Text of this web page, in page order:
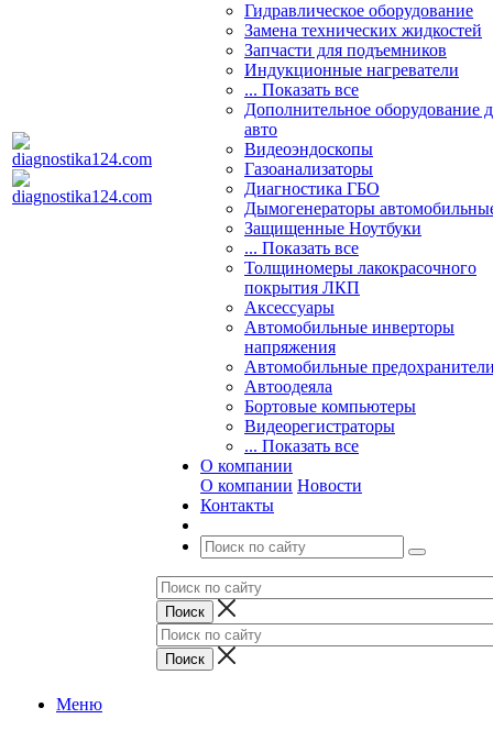
Гидравлическое оборудование
Замена технических жидкостей
Запчасти для подъемников
Индукционные нагреватели
... Показать все
Дополнительное оборудование
авто
Видеоэндоскопы
Газоанализаторы
Диагностика ГБО
Дымогенераторы
Защищенные Ноутбуки
... Показать все
Толщиномеры лакокрасочного
покрытия ЛКП
Аксессуары
Автомобильные инверторы
напряжения
Автомобильные
Автоодеяла
Бортовые компьютеры
Видеорегистраторы
... Показать все
О компании
О компании Новости
Контакты
Меню